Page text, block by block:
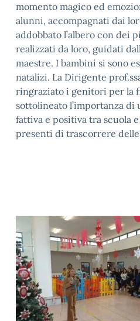
momento magico ed
alunni, accompagnati dai
addobbato l’albero con dei
realizzati da loro, guidati
maestre. I bambini si sono
natalizi. La Dirigente
ringraziato i genitori per la
sottolineato l’importanza di
fattiva e positiva tra scuola
presenti di trascorrere